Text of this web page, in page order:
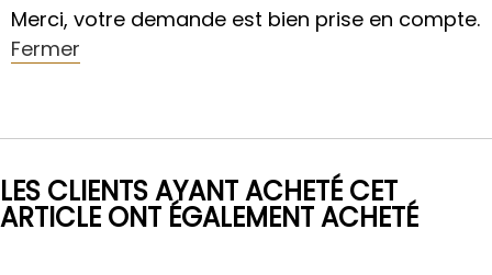
Merci, votre demande est bien prise en compte.
Fermer
LES CLIENTS AYANT ACHETÉ CET
ARTICLE ONT ÉGALEMENT ACHETÉ